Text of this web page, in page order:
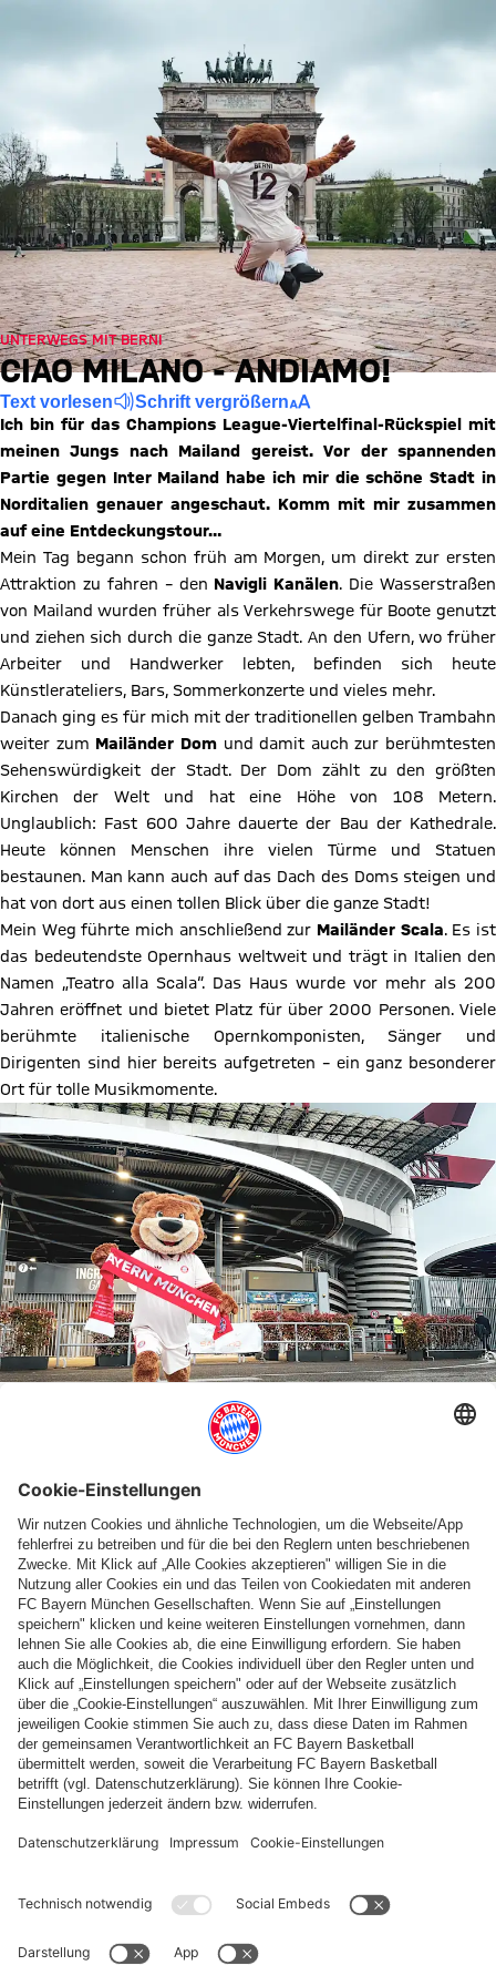
UNTERWEGS MIT BERNI
CIAO MILANO - ANDIAMO!
Text vorlesen Schrift vergrößern
Ich bin für das Champions League-Viertelfinal-Rückspiel mit
meinen Jungs nach Mailand gereist. Vor der spannenden
Partie gegen Inter Mailand habe ich mir die schöne Stadt in
Norditalien genauer angeschaut. Komm mit mir zusammen
auf eine Entdeckungstour…
Mein Tag begann schon früh am Morgen, um direkt zur ersten
Attraktion zu fahren – den Navigli Kanälen. Die Wasserstraßen
von Mailand wurden früher als Verkehrswege für Boote genutzt
und ziehen sich durch die ganze Stadt. An den Ufern, wo früher
Arbeiter und Handwerker lebten, befinden sich heute
Künstlerateliers, Bars, Sommerkonzerte und vieles mehr.
Danach ging es für mich mit der traditionellen gelben Trambahn
weiter zum Mailänder Domund damit auch zur berühmtesten
Sehenswürdigkeit der Stadt. Der Dom zählt zu den größten
Kirchen der Welt und hat eine Höhe von 108 Metern.
Unglaublich: Fast 600 Jahre dauerte der Bau der Kathedrale.
Heute können Menschen ihre vielen Türme und Statuen
bestaunen. Man kann auch auf das Dach des Doms steigen und
hat von dort aus einen tollen Blick über die ganze Stadt!
Mein Weg führte mich anschließend zur Mailänder Scala. Es ist
das bedeutendste Opernhaus weltweit und trägt in Italien den
Namen „Teatro alla Scala“. Das Haus wurde vor mehr als 200
Jahren eröffnet und bietet Platz für über 2000 Personen. Viele
berühmte italienische Opernkomponisten, Sänger und
Dirigenten sind hier bereits aufgetreten – ein ganz besonderer
Ort für tolle Musikmomente.
Der Fußballtempel von Mailand: Das traditionelle San Siro Stadion!
Nachdem ich schon viel in der Stadt entdeckt hatte, war es Zeit
für eine kleine Stärkung. Und was eignet sich da besser als eine
es für mich nun zur
Emanuele
II. Hierbei handelt es sich um das älteste
Einkaufszentrum von ganz Italien. Das Gebäude wurde 1877
erbaut und ist ein echter Hingucker mit seinen gläsernen
Dächern, dem prachtvollen Mosaikboden.
Mein nächstes Ziel war dasKünstlerviertel Brera, welches
bekannt ist für seine gemütlichen Gassen, Cafés, Restaurants
und Ateliers. Die Häuser sind hier auch mit Blumen geschmückt
– das sieht richtig schön aus! Von dort aus ging es weiter zum
Arco della Pace, einem großen Triumphbogen mit Säulen und
kunstvollen Dekorationen.
Bevor ich meinen Städtetrip mit einem Besuch beim
leckeres Eis schmecken. Die Spielstätte heißt übrigens offiziell
eröffnet. Dort angekommen, bewunderte ich den Ort, an dem
80.000 Menschen spielen wird. Das wird ein echtes